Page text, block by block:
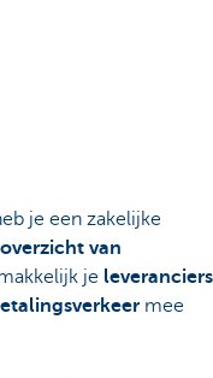
je een zakelijke
overzicht van
je leveranciers
mee